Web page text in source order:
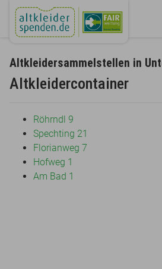
Altkleidersammelstellen in
Altkleidercontainer
Röhrndl 9
Spechting 21
Florianweg 7
Hofweg 1
Am Bad 1